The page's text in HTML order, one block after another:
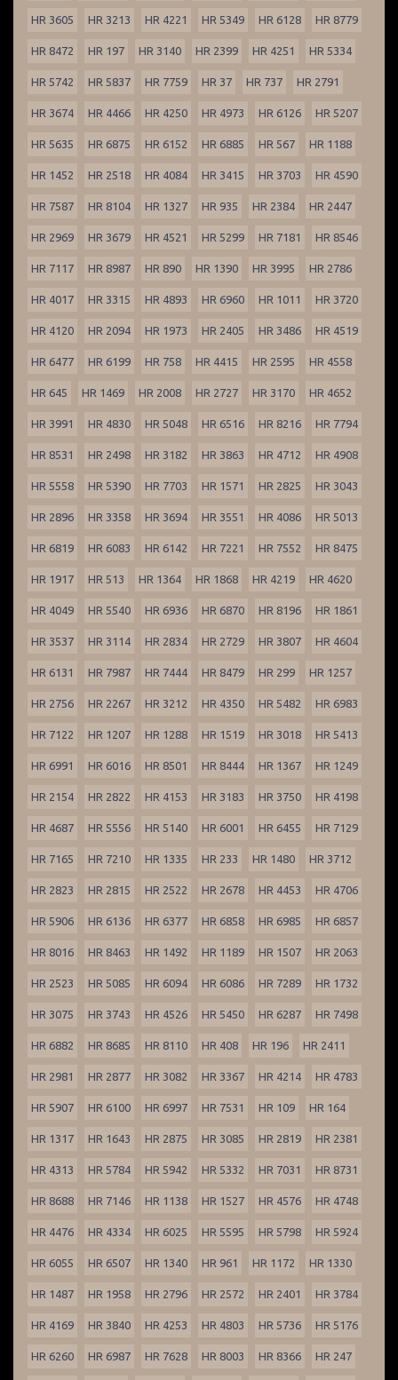
HR 3605 HR 3213 HR 4221 HR 5349 HR 6128 HR 8779
HR 8472 HR 197 HR 3140 HR 2399 HR 4251 HR 5334
HR 5742 HR 5837 HR 7759 HR 37 HR 737 HR 2791
HR 3674 HR 4466 HR 4250 HR 4973 HR 6126 HR 5207
HR 5635 HR 6875 HR 6152 HR 6885 HR 567 HR 1188
HR 1452 HR 2518 HR 4084 HR 3415 HR 3703 HR 4590
HR 7587 HR 8104 HR 1327 HR 935 HR 2384 HR 2447
HR 2969 HR 3679 HR 4521 HR 5299 HR 7181 HR 8546
HR 7117 HR 8987 HR 890 HR 1390 HR 3995 HR 2786
HR 4017 HR 3315 HR 4893 HR 6960 HR 1011 HR 3720
HR 4120 HR 2094 HR 1973 HR 2405 HR 3486 HR 4519
HR 6477 HR 6199 HR 758 HR 4415 HR 2595 HR 4558
HR 645 HR 1469 HR 2008 HR 2727 HR 3170 HR 4652
HR 3991 HR 4830 HR 5048 HR 6516 HR 8216 HR 7794
HR 8531 HR 2498 HR 3182 HR 3863 HR 4712 HR 4908
HR 5558 HR 5390 HR 7703 HR 1571 HR 2825 HR 3043
HR 2896 HR 3358 HR 3694 HR 3551 HR 4086 HR 5013
HR 6819 HR 6083 HR 6142 HR 7221 HR 7552 HR 8475
HR 1917 HR 513 HR 1364 HR 1868 HR 4219 HR 4620
HR 4049 HR 5540 HR 6936 HR 6870 HR 8196 HR 1861
HR 3537 HR 3114 HR 2834 HR 2729 HR 3807 HR 4604
HR 6131 HR 7987 HR 7444 HR 8479 HR 299 HR 1257
HR 2756 HR 2267 HR 3212 HR 4350 HR 5482 HR 6983
HR 7122 HR 1207 HR 1288 HR 1519 HR 3018 HR 5413
HR 6991 HR 6016 HR 8501 HR 8444 HR 1367 HR 1249
HR 2154 HR 2822 HR 4153 HR 3183 HR 3750 HR 4198
HR 4687 HR 5556 HR 5140 HR 6001 HR 6455 HR 7129
HR 7165 HR 7210 HR 1335 HR 233 HR 1480 HR 3712
HR 2823 HR 2815 HR 2522 HR 2678 HR 4453 HR 4706
HR 5906 HR 6136 HR 6377 HR 6858 HR 6985 HR 6857
HR 8016 HR 8463 HR 1492 HR 1189 HR 1507 HR 2063
HR 2523 HR 5085 HR 6094 HR 6086 HR 7289 HR 1732
HR 3075 HR 3743 HR 4526 HR 5450 HR 6287 HR 7498
HR 6882 HR 8685 HR 8110 HR 408 HR 196 HR 2411
HR 2981 HR 2877 HR 3082 HR 3367 HR 4214 HR 4783
HR 5907 HR 6100 HR 6997 HR 7531 HR 109 HR 164
HR 1317 HR 1643 HR 2875 HR 3085 HR 2819 HR 2381
HR 4313 HR 5784 HR 5942 HR 5332 HR 7031 HR 8731
HR 8688 HR 7146 HR 1138 HR 1527 HR 4576 HR 4748
HR 4476 HR 4334 HR 6025 HR 5595 HR 5798 HR 5924
HR 6055 HR 6507 HR 1340 HR 961 HR 1172 HR 1330
HR 1487 HR 1958 HR 2796 HR 2572 HR 2401 HR 3784
HR 4169 HR 3840 HR 4253 HR 4803 HR 5736 HR 5176
HR 6260 HR 6987 HR 7628 HR 8003 HR 8366 HR 247